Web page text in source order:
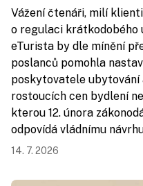
Vážení čtenáři, milí
o regulaci krátkodobého
eTurista by dle mínění
poslanců pomohla
poskytovatele
rostoucích cen bydlení
kterou 12. února
odpovídá vládnímu
14. 7. 2026